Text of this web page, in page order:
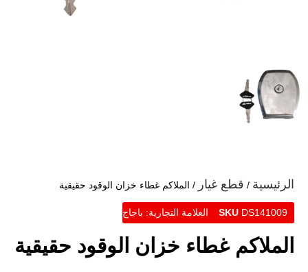
الرئيسية / قطع غيار / الملاكم غطاء خزان الوقود حقيقية
SKU DS141009 العلامة التجارية: باجاج
الملاكم غطاء خزان الوقود حقيقية